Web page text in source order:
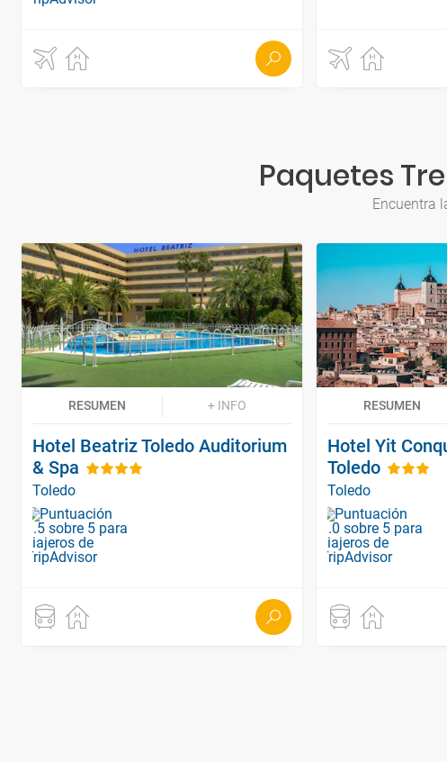
Paquetes
Encuentra
RESUMEN + INFO
Hotel Beatriz Toledo Auditorium
& Spa
Toledo
RESUMEN
Hotel Yit
Toledo
Toledo